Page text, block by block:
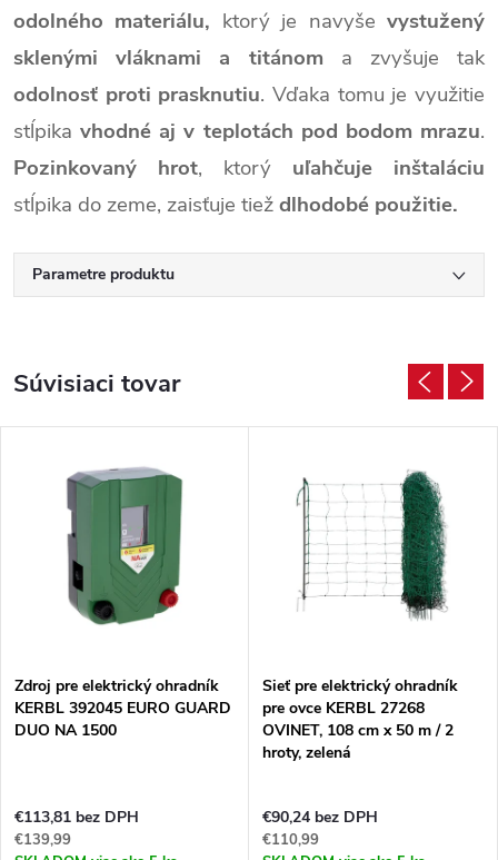
odolného materiálu, ktorý je navyševystužený
sklenými vláknami a titánom a zvyšuje tak
odolnosť proti prasknutiu. Vďaka tomu je využitie
stĺpikavhodné aj v teplotách pod bodom mrazu.
Pozinkovaný hrot, ktorý uľahčuje inštaláciu
stĺpika do zeme, zaisťuje tieždlhodobé použitie.
Parametre produktu
Súvisiaci tovar
Zdroj pre elektrický ohradník
KERBL 392045 EURO GUARD
DUO NA 1500
€113,81 bez DPH
€139,99
Sieť pre elektrický ohradník
pre ovce KERBL 27268
OVINET, 108 cm x 50 m / 2
hroty, zelená
€90,24 bez DPH
€110,99